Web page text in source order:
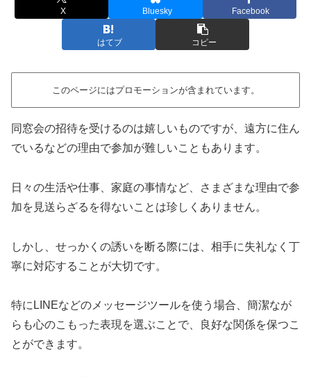
X Bluesky Facebook
はてブ コピー
このページにはプロモーションが含まれています。
同窓会の招待を受けるのは嬉しいものですが、遠方に住ん
でいるなどの理由で参加が難しいこともあります。
日々の生活や仕事、家庭の事情など、さまざまな理由で参
加を見送らざるを得ないことは珍しくありません。
しかし、せっかくの誘いを断る際には、相手に失礼なく丁
寧に対応することが大切です。
特にLINEなどのメッセージツールを使う場合、簡潔なが
らも心のこもった表現を選ぶことで、良好な関係を保つこ
とができます。